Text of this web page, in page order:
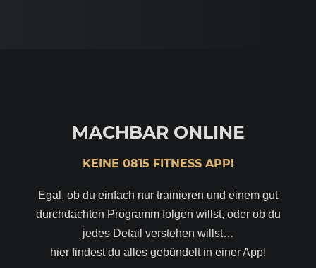
MACHBAR ONLINE
KEINE 0815 FITNESS APP!
Egal, ob du einfach nur trainieren und einem gut
durchdachten Programm folgen willst, oder ob du
jedes Detail verstehen willst…
hier findest du alles gebündelt in einer App!